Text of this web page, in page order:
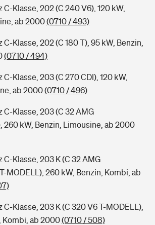
Klasse, 202 (C 240 V6), 120 kW,
ab 2000(0710 / 493)
Klasse, 202 (C 180 T), 95 kW, Benzin,
(0710 / 494)
Klasse, 203 (C 270 CDI), 120 kW,
ab 2000(0710 / 496)
C-Klasse, 203 (C 32 AMG
260 kW, Benzin, Limousine, ab 2000
Klasse, 203 K (C 32 AMG
MODELL), 260 kW, Benzin, Kombi, ab
Klasse, 203 K (C 320 V6 T-MODELL),
Kombi, ab 2000(0710 / 508)